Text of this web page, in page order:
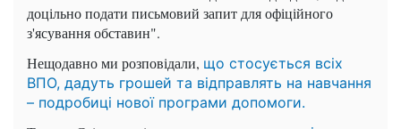
доцільно подати письмовий запит для офіційного
з'ясування обставин".
Нещодавно ми розповідали, що стосується всіх
ВПО, дадуть грошей та відправлять на навчання
– подробиці нової програми допомоги.